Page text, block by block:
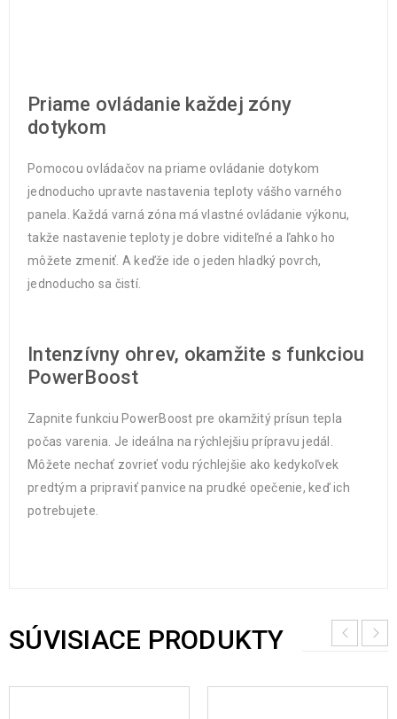
Priame ovládanie každej zóny
dotykom
Pomocou ovládačov na priame ovládanie dotykom
jednoducho upravte nastavenia teploty vášho varného
panela. Každá varná zóna má vlastné ovládanie výkonu,
takže nastavenie teploty je dobre viditeľné a ľahko ho
môžete zmeniť. A keďže ide o jeden hladký povrch,
jednoducho sa čistí.
Intenzívny ohrev, okamžite s funkciou
PowerBoost
Zapnite funkciu PowerBoost pre okamžitý prísun tepla
počas varenia. Je ideálna na rýchlejšiu prípravu jedál.
Môžete nechať zovrieť vodu rýchlejšie ako kedykoľvek
predtým a pripraviť panvice na prudké opečenie, keď ich
potrebujete.
SÚVISIACE PRODUKTY